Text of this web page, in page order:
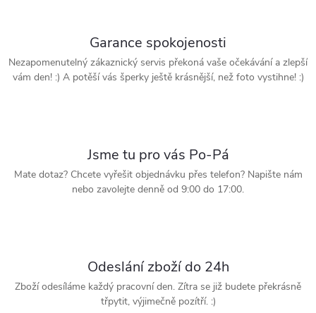
Garance spokojenosti
Nezapomenutelný zákaznický servis překoná vaše očekávání a zlepší
vám den! :) A potěší vás šperky ještě krásnější, než foto vystihne! :)
Jsme tu pro vás Po-Pá
Mate dotaz? Chcete vyřešit objednávku přes telefon? Napište nám
nebo zavolejte denně od 9:00 do 17:00.
Odeslání zboží do 24h
Zboží odesíláme každý pracovní den. Zítra se již budete překrásně
třpytit, výjimečně pozítří. :)